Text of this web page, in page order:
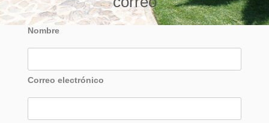
Nombre
Correo electrónico